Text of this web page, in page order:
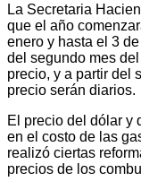
La Secretaria
que el año
enero y hasta el 3
del segundo mes
precio, y a partir del
precio serán diarios.
El precio del dólar y
en el costo de las
realizó ciertas
precios de los